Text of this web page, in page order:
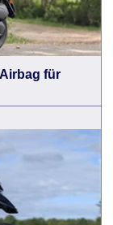
für